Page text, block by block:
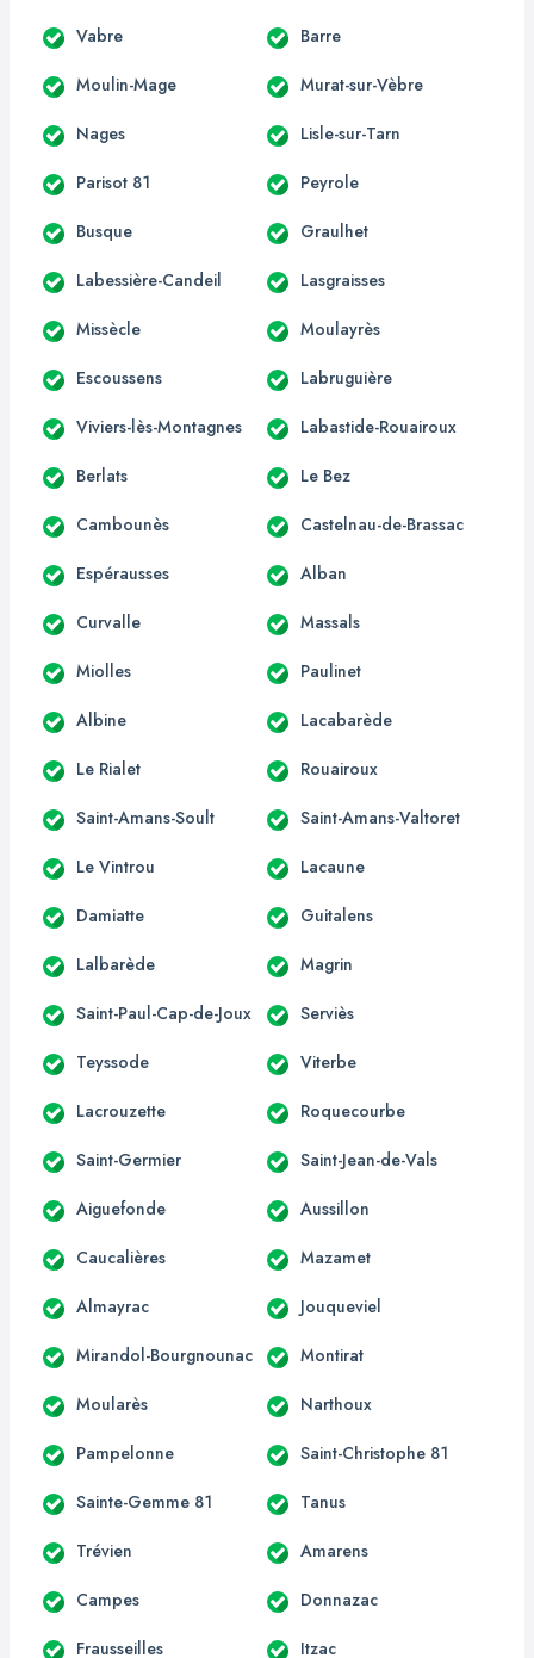
Vabre Barre
Moulin-Mage Murat-sur-Vèbre
Nages Lisle-sur-Tarn
Parisot 81 Peyrole
Busque Graulhet
Labessière-Candeil Lasgraisses
Missècle Moulayrès
Escoussens Labruguière
Viviers-lès-Montagnes Labastide-Rouairoux
Berlats Le Bez
Cambounès Castelnau-de-Brassac
Espérausses Alban
Curvalle Massals
Miolles Paulinet
Albine Lacabarède
Le Rialet Rouairoux
Saint-Amans-Soult Saint-Amans-Valtoret
Le Vintrou Lacaune
Damiatte Guitalens
Lalbarède Magrin
Saint-Paul-Cap-de-Joux Serviès
Teyssode Viterbe
Lacrouzette Roquecourbe
Saint-Germier Saint-Jean-de-Vals
Aiguefonde Aussillon
Caucalières Mazamet
Almayrac Jouqueviel
Mirandol-Bourgnounac Montirat
Moularès Narthoux
Pampelonne Saint-Christophe 81
Sainte-Gemme 81 Tanus
Trévien Amarens
Campes Donnazac
Frausseilles Itzac